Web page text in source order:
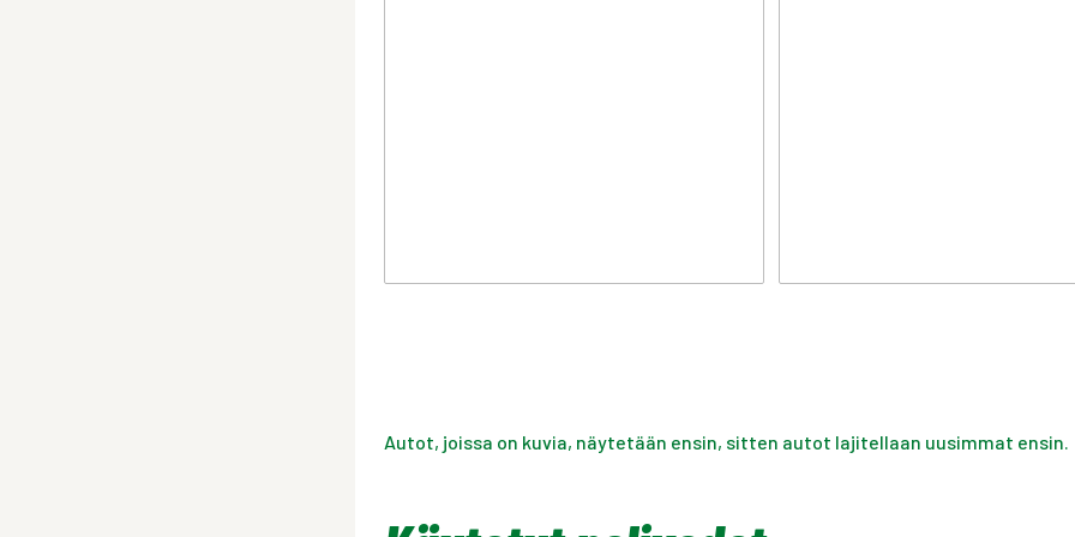
Autot, joissa on kuvia, näytetään ensin, sitten autot lajitellaan uusimmat ensin.